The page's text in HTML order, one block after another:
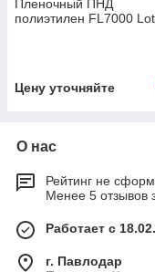
Пленочный ПНД
полиэтилен FL7000
Цену уточняйте
О нас
Рейтинг не
Менее 5 отзывов
Работает с
г. Павлодар